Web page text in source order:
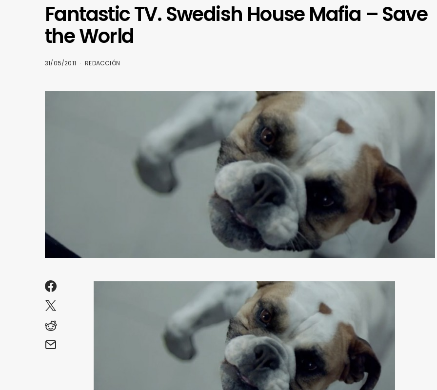
Fantastic TV. Swedish House Mafia – Save
the World
31/05/2011 REDACCIÓN